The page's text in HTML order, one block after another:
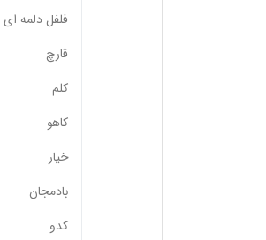
فلفل دلمه ای
قارچ
کلم
کاهو
خیار
بادمجان
کدو